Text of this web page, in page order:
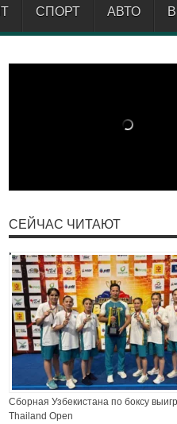
IT СПОРТ АВТО
СЕЙЧАС ЧИТАЮТ
Сборная Узбекистана по боксу
Thailand Open